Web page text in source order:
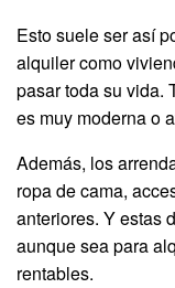
Esto suele ser así
alquiler como
pasar toda su vida.
es muy moderna o
Además, los
ropa de cama,
anteriores. Y estas
aunque sea para
rentables.